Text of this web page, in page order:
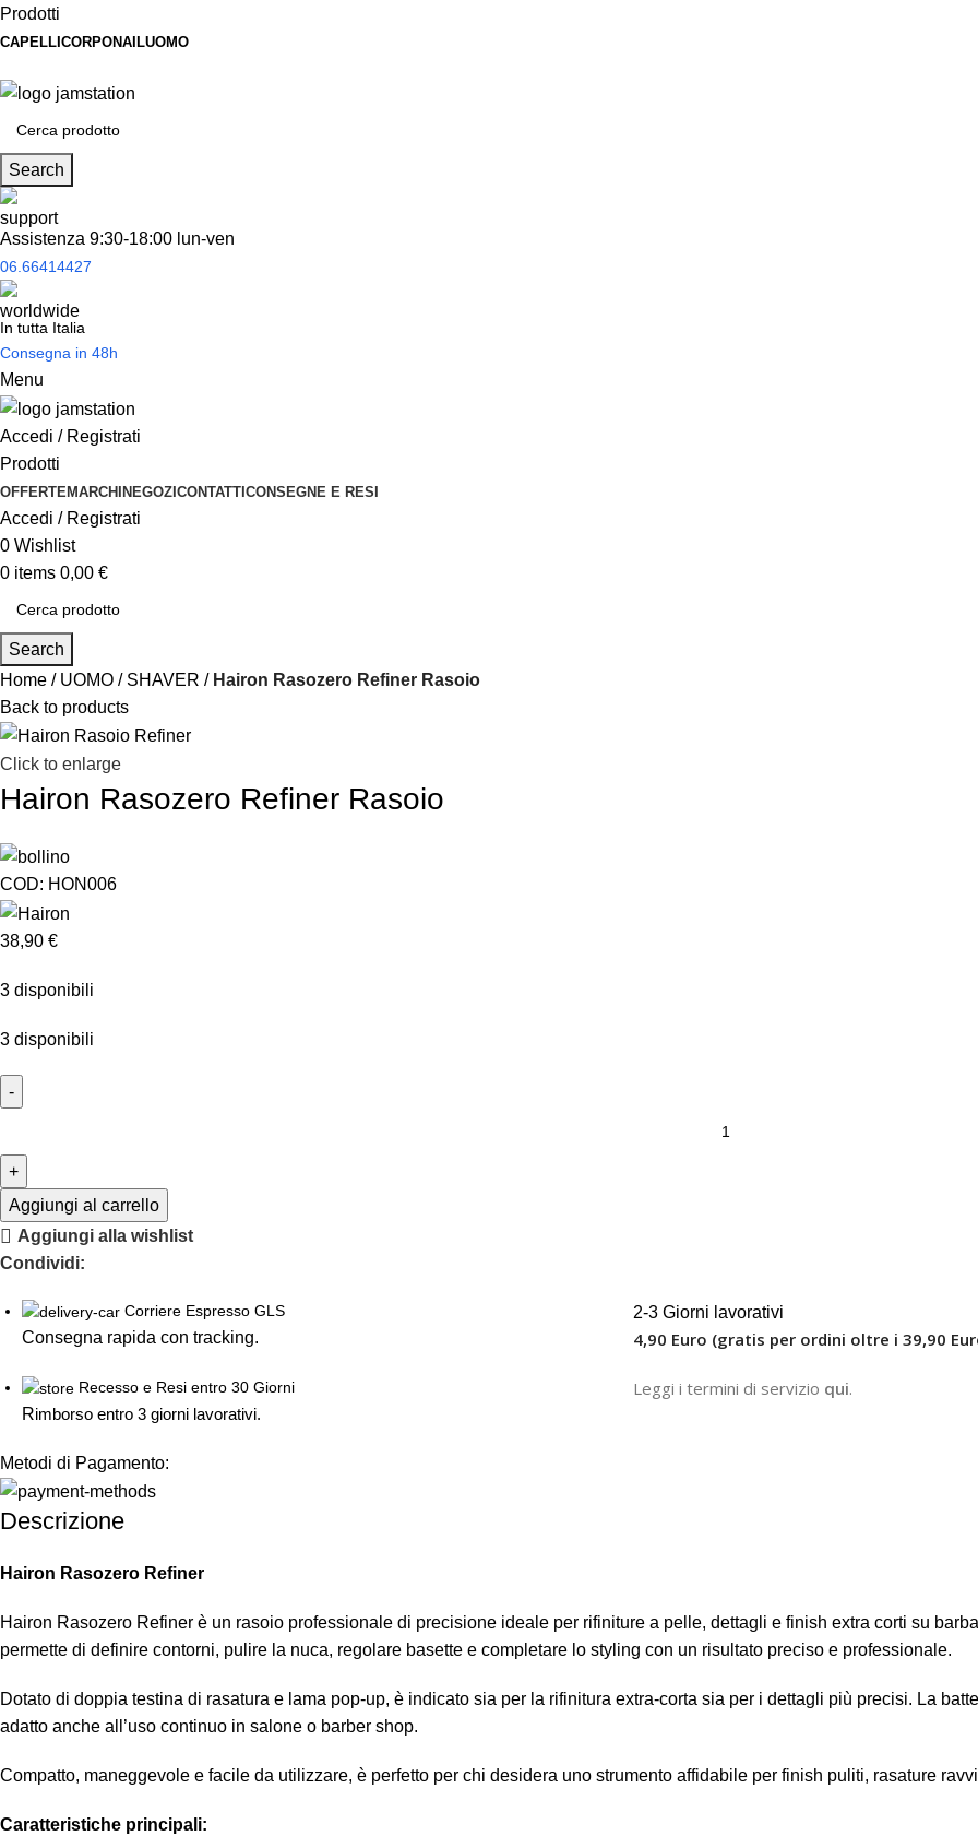
Prodotti
CAPELLI CORPONAILUOMO
Search
Assistenza 9:30-18:00 lun-ven
06.66414427
In tutta Italia
Consegna in 48h
Menu
Accedi / Registrati
Prodotti
OFFERTEMARCHINEGOZICONTATTICONSEGNE E RESI
Accedi / Registrati
0 Wishlist
0 items 0,00 €
Search
Home
UOMO SHAVER
Hairon Rasozero Refiner Rasoio
Back to products
Click to enlarge
Hairon Rasozero Refiner Rasoio
COD: HON006
38,90 €
3 disponibili
3 disponibili
Aggiungi al carrello
Aggiungi alla wishlist
Condividi:
Corriere Espresso GLS
Consegna rapida con tracking.
2-3 Giorni lavorativi
4,90 Euro (gratis per ordini oltre i 39,90
Recesso e Resi entro 30 Giorni
Rimborso entro 3 giorni lavorativi.
Leggi i termini di servizio qui.
Metodi di Pagamento:
Descrizione
Hairon Rasozero Refiner
Hairon Rasozero Refiner è un rasoio professionale di precisione ideale per rifiniture a pelle, dettagli e finish extra corti su
permette di definire contorni, pulire la nuca, regolare basette e completare lo styling con un risultato preciso e professionale.
Dotato di doppia testina di rasatura e lama pop-up, è indicato sia per la rifinitura extra-corta sia per i dettagli più precisi. La
adatto anche all’uso continuo in salone o barber shop.
Compatto, maneggevole e facile da utilizzare, è perfetto per chi desidera uno strumento affidabile per finish puliti, rasature
Caratteristiche principali: